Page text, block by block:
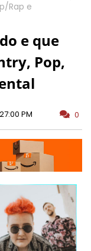
Rap e
e que
Pop,
PM 0